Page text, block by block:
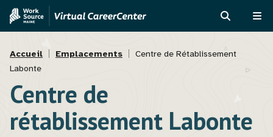
Aller
principal
Skip
Assistant
Fil
d'Ariane
Accueil Emplacements
Centre de Rétablissement
Labonte
Centre de
rétablissement Labonte